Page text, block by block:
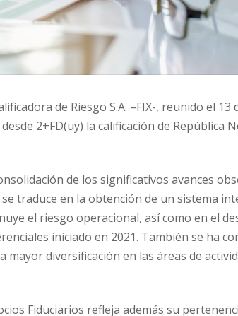
de Riesgo S.A. –FIX-, reunido el 13
2+FD(uy) la calificación de República
de los significativos avances
traduce en la obtención de un sistema
el riesgo operacional, así como en el
iniciado en 2021. También se ha
diversificación en las áreas de
Fiduciarios refleja además su